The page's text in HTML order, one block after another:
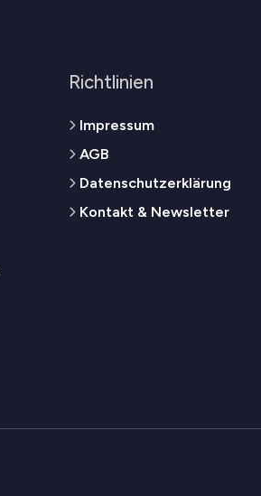
Richtlinien
Impressum
AGB
Datenschutzerklärung
Kontakt & Newsletter